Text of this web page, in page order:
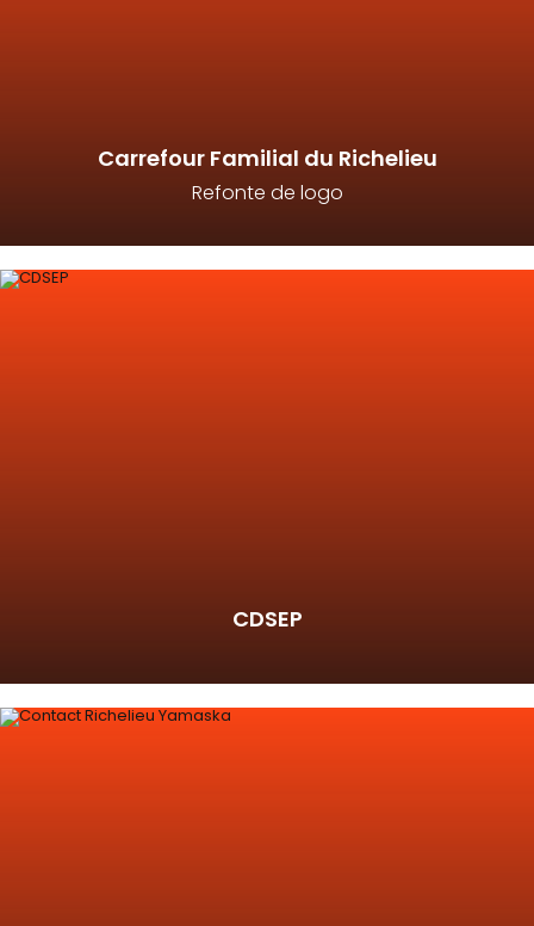
Carrefour Familial du Richelieu
Refonte de logo
CDSEP